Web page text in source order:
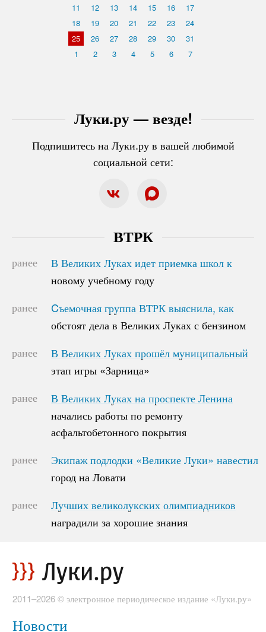
Луки.ру — везде!
Подпишитесь на Луки.ру в вашей любимой
социальной сети:
11
12 13 14 15 16
17
18
19 20 21 22 23
24
25
26 27 28 29 30
31
1
2 3 4 5 6 7
ВТРК
ранее
В Великих Луках идет приемка школ к
новому учебному году
В Великих Луках идет приемка школ к
новому учебному году
ранее
Cъемочная группа ВТРК выяснила, как
обстоят дела в Великих Луках с бензином
Cъемочная группа ВТРК выяснила, как
обстоят дела в Великих Луках с бензином
ранее
В Великих Луках прошёл муниципальный
этап игры «Зарница»
В Великих Луках прошёл муниципальный
этап игры «Зарница»
ранее
В Великих Луках на проспекте Ленина
начались работы по ремонту
асфальтобетонного покрытия
В Великих Луках на проспекте Ленина
начались работы по ремонту
асфальтобетонного покрытия
ранее
Экипаж подлодки «Великие Луки» навестил
город на Ловати
Экипаж подлодки «Великие Луки» навестил
город на Ловати
ранее
Лучших великолукских олимпиадников
наградили за хорошие знания
Лучших великолукских олимпиадников
наградили за хорошие знания
2011–2026 © электронное периодическое издание «Луки.ру»
Новости